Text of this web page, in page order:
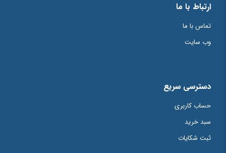
ارتباط با ما
تماس با ما
وب سایت
دسترسی سریع
حساب کاربری
سبد خرید
ثبت شکایات